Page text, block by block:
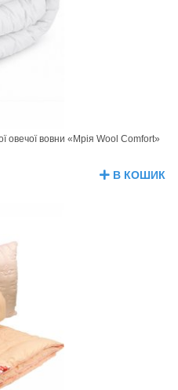
овечої вовни «Мрія Wool Comfort»
В КОШИК